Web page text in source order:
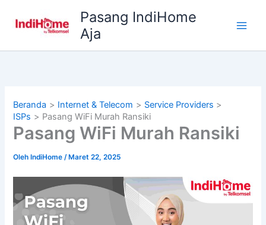
Pasang IndiHome
Aja
Beranda Internet & Telecom
Service Providers
ISPs
Pasang WiFi Murah Ransiki
Pasang WiFi Murah Ransiki
Oleh IndiHome/ Maret 22, 2025